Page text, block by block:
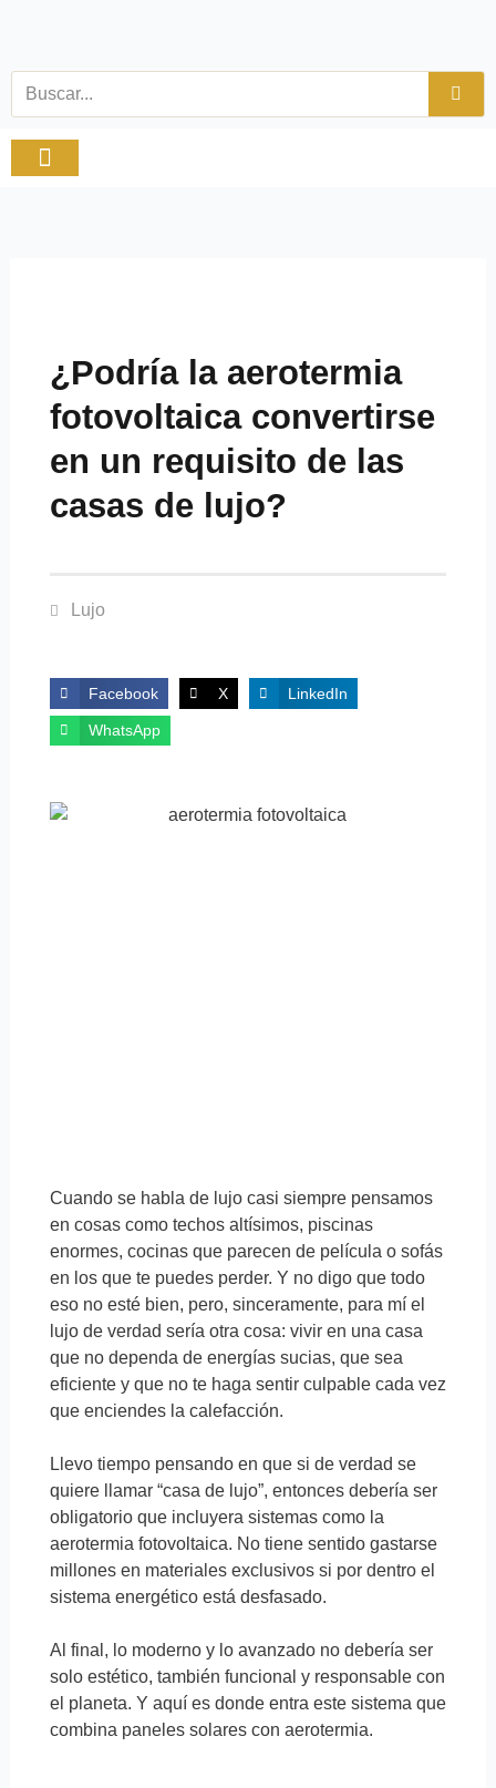
Buscar
¿Podría la aerotermia
fotovoltaica convertirse
en un requisito de las
casas de lujo?
Lujo
Facebook X LinkedIn
WhatsApp
Cuando se habla de lujo casi siempre pensamos
en cosas como techos altísimos, piscinas
enormes, cocinas que parecen de película o sofás
en los que te puedes perder. Y no digo que todo
eso no esté bien, pero, sinceramente, para mí el
lujo de verdad sería otra cosa: vivir en una casa
que no dependa de energías sucias, que sea
eficiente y que no te haga sentir culpable cada vez
que enciendes la calefacción.
Llevo tiempo pensando en que si de verdad se
quiere llamar “casa de lujo”, entonces debería ser
obligatorio que incluyera sistemas como la
aerotermia fotovoltaica. No tiene sentido gastarse
millones en materiales exclusivos si por dentro el
sistema energético está desfasado.
Al final, lo moderno y lo avanzado no debería ser
solo estético, también funcional y responsable con
el planeta. Y aquí es donde entra este sistema que
combina paneles solares con aerotermia.